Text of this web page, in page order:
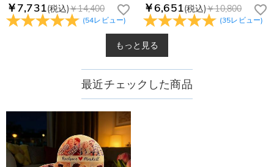
￥7,731(税込)￥14,400
(54レビュー)
￥6,651(税込)￥10,800
(35レビュー)
もっと見る
最近チェックした商品